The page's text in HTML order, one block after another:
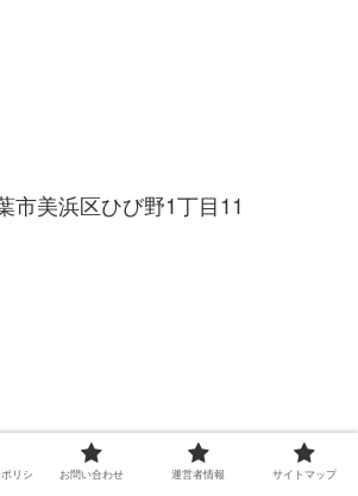
市美浜区ひび野1丁目11
リシ
お問い合わせ 運営者情報 サイトマップ